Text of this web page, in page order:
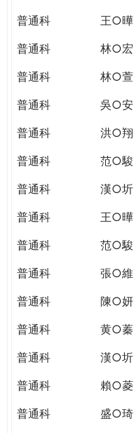
普通科
王○曄
普通科
林○宏
普通科
林○萱
普通科
吳○安
普通科
洪○翔
普通科
范○駿
普通科
漢○圻
普通科
王○曄
普通科
范○駿
普通科
張○維
普通科
陳○妍
普通科
黄○蓁
普通科
漢○圻
普通科
賴○菱
普通科
盛○琦